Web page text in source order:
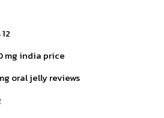
mg india price
oral jelly reviews